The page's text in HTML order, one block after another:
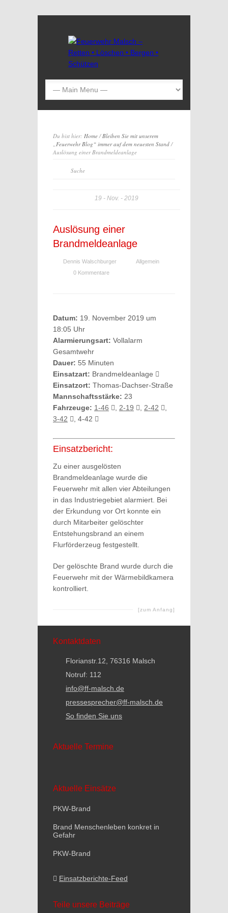
Du bist hier: Home/Bleiben Sie mit unserem
„Feuerwehr Blog“ immer auf dem neuesten Stand/
Auslösung einer Brandmeldeanlage
19 Nov. 2019
Auslösung einer
Brandmeldeanlage
Dennis Walschburger
Allgemein
0 Kommentare
Datum: 19. November 2019 um
18:05 Uhr
Alarmierungsart: Vollalarm
Gesamtwehr
Dauer: 55 Minuten
Einsatzart: Brandmeldeanlage
Einsatzort: Thomas-Dachser-Straße
Mannschaftsstärke: 23
Fahrzeuge: 1-46 2-19 2-42
3-42
, 4-42
Einsatzbericht:
Zu einer ausgelösten
Brandmeldeanlage wurde die
Feuerwehr mit allen vier Abteilungen
in das Industriegebiet alarmiert. Bei
der Erkundung vor Ort konnte ein
durch Mitarbeiter gelöschter
Entstehungsbrand an einem
Flurförderzeug festgestellt.
Der gelöschte Brand wurde durch die
Feuerwehr mit der Wärmebildkamera
kontrolliert.
[zum Anfang]
Kontaktdaten
Florianstr.12, 76316 Malsch
Notruf: 112
info@ff-malsch.de
pressesprecher@ff-malsch.de
So finden Sie uns
Aktuelle Termine
Aktuelle Einsätze
PKW-Brand
Brand Menschenleben konkret in
Gefahr
PKW-Brand
Einsatzberichte-Feed
Teile unsere Beiträge